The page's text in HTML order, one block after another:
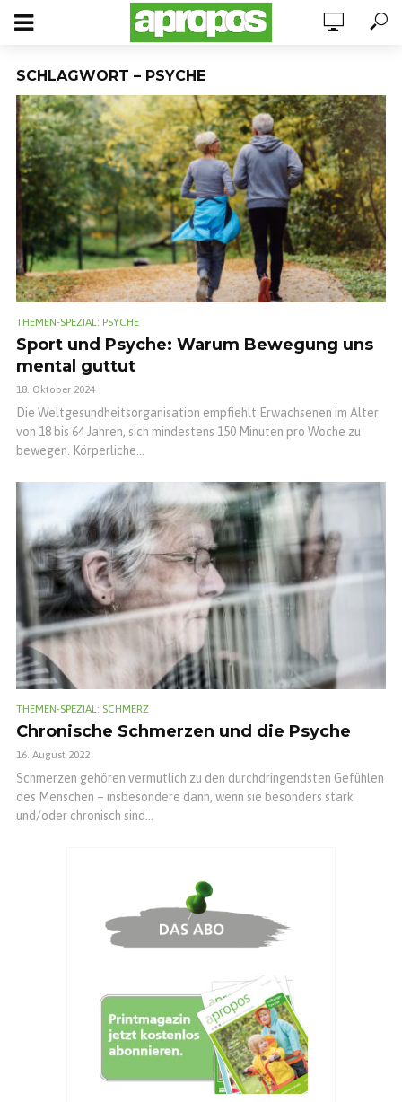
SCHLAGWORT – PSYCHE
THEMEN-SPEZIAL: PSYCHE
Sport und Psyche: Warum Bewegung uns
mental guttut
18. Oktober 2024
Die Weltgesundheitsorganisation empfiehlt Erwachsenen im Alter
von 18 bis 64 Jahren, sich mindestens 150 Minuten pro Woche zu
bewegen. Körperliche...
THEMEN-SPEZIAL: SCHMERZ
Chronische Schmerzen und die Psyche
16. August 2022
Schmerzen gehören vermutlich zu den durchdringendsten Gefühlen
des Menschen – insbesondere dann, wenn sie besonders stark
und/oder chronisch sind...